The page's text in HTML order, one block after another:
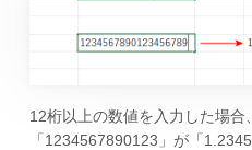
12桁以上の数値を入力した場合
「1234567890123」が「